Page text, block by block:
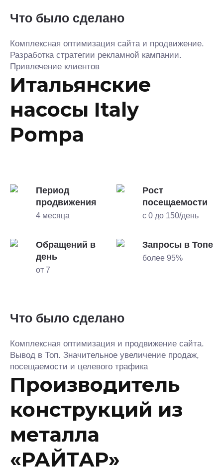
Что было сделано
Комплексная оптимизация сайта и продвижение.
Разработка стратегии рекламной кампании.
Привлечение клиентов
Итальянские
насосы Italy
Pompa
Период
продвижения
4 месяца
Рост
посещаемости
с 0 до 150/день
Обращений в
день
от 7
Запросы в Топе
более 95%
Что было сделано
Комплексная оптимизация и продвижение сайта.
Вывод в Топ. Значительное увеличение продаж,
посещаемости и целевого трафика
Производитель
конструкций из
металла
«РАЙТАР»